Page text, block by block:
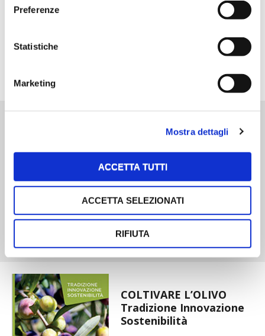
Preferenze
Statistiche
Marketing
Mostra dettagli
ACCETTA TUTTI
ACCETTA SELEZIONATI
RIFIUTA
I PARTNER DI VITA IN CAMPAGNA
RASIKAL
BIOGENTS
LA MEDICINA DEI
medicinali, alimenti e
rimedi naturali
COLTIVARE L’OLIVO
Tradizione Innovazione
Sostenibilità